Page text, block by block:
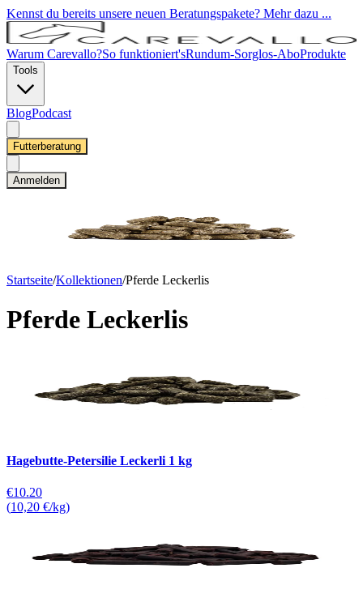
Kennst du bereits unsere neuen Beratungspakete? Mehr dazu ...
Warum Carevallo?So funktioniert'sRundum-Sorglos-AboProdukte
Tools
BlogPodcast
Futterberatung
Anmelden
Startseite/Kollektionen/Pferde Leckerlis
Pferde Leckerlis
Hagebutte-Petersilie Leckerli 1 kg
€10.20
(10,20 €/kg)